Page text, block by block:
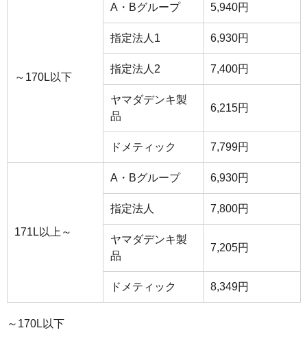
～170L以下
A・Bグループ 5,940円
指定法人1 6,930円
指定法人2 7,400円
ヤマダデンキ製
品
6,215円
ドメティック 7,799円
171L以上～
A・Bグループ 6,930円
指定法人 7,800円
ヤマダデンキ製
品
7,205円
ドメティック 8,349円
～170L以下